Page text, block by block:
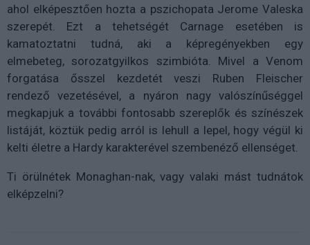
ahol elképesztően hozta a pszichopata Jerome Valeska
szerepét. Ezt a tehetségét Carnage esetében is
kamatoztatni tudná, aki a képregényekben egy
elmebeteg, sorozatgyilkos szimbióta. Mivel a Venom
forgatása ősszel kezdetét veszi Ruben Fleischer
rendező vezetésével, a nyáron nagy valószínűséggel
megkapjuk a további fontosabb szereplők és színészek
listáját, köztük pedig arról is lehull a lepel, hogy végül ki
kelti életre a Hardy karakterével szembenéző ellenséget.
Ti örülnétek Monaghan-nak, vagy valaki mást tudnátok
elképzelni?